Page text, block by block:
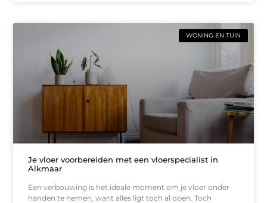
WONING EN TUIN
Je vloer voorbereiden met een vloerspecialist in
Alkmaar
Een verbouwing is het ideale moment om je vloer onder
handen te nemen, want alles ligt toch al open. Toch